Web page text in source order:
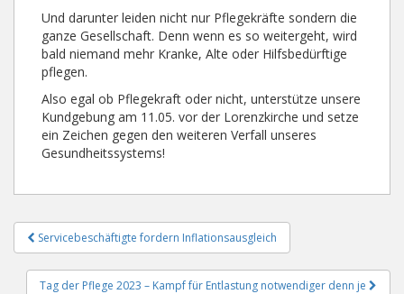
Und darunter leiden nicht nur Pflegekräfte sondern die
ganze Gesellschaft. Denn wenn es so weitergeht, wird
bald niemand mehr Kranke, Alte oder Hilfsbedürftige
pflegen.
Also egal ob Pflegekraft oder nicht, unterstütze unsere
Kundgebung am 11.05. vor der Lorenzkirche und setze
ein Zeichen gegen den weiteren Verfall unseres
Gesundheitssystems!
Beitragsnavigation
Servicebeschäftigte fordern Inflationsausgleich
Tag der Pflege 2023 – Kampf für Entlastung notwendiger denn je